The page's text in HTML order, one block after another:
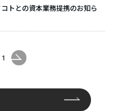
トとの資本業務提携のお知ら
1